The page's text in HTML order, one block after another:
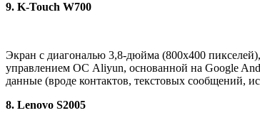
9. K-Touch W700
Экран с диагональю 3,8-дюйма (800х400
управлением ОС Aliyun, основанной на Google
данные (вроде контактов, текстовых сообщений,
8. Lenovo S2005